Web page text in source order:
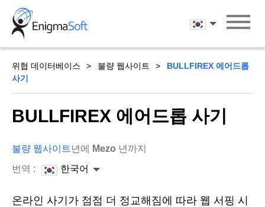
Skip
content
한국어
위협 데이터베이스 불량 웹사이트
BULLFIREX 에어드롭
사기
BULLFIREX 에어드롭 사기
불량 웹사이트 년에 Mezo 년까지
번역 :
한국어
온라인 사기가 점점 더 정교해짐에 따라 웹 서핑 시